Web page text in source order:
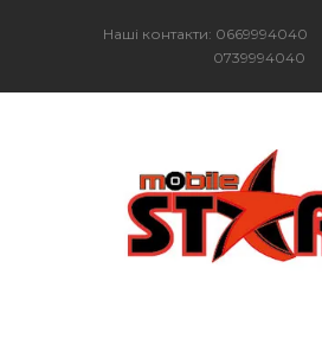
Наші контакти: 0669994040
0739994040